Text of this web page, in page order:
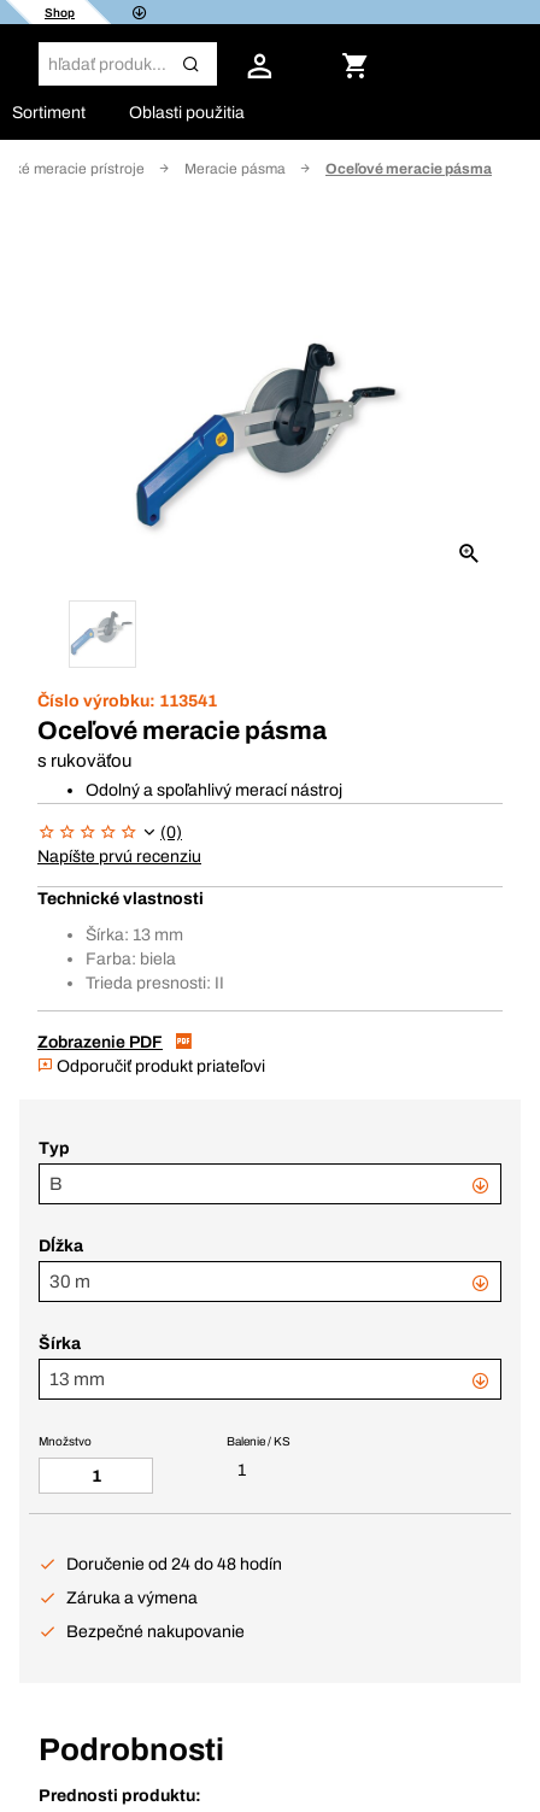
Shop
Sortiment Oblasti použitia
meracie prístroje Meracie pásma Oceľové meracie pásma
Číslo výrobku: 113541
Oceľové meracie pásma
s rukoväťou
Odolný a spoľahlivý merací nástroj
(0)
Napíšte prvú recenziu
Technické vlastnosti
Šírka: 13 mm
Farba: biela
Trieda presnosti: II
Zobrazenie PDF
Odporučiť produkt priateľovi
Typ
B
Dĺžka
30 m
Šírka
13 mm
Balenie / KS
1
Množstvo
Doručenie od 24 do 48 hodín
Záruka a výmena
Bezpečné nakupovanie
Podrobnosti
Prednosti produktu: